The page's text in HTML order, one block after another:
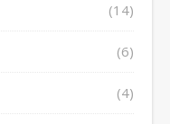
(14)
(6)
(4)